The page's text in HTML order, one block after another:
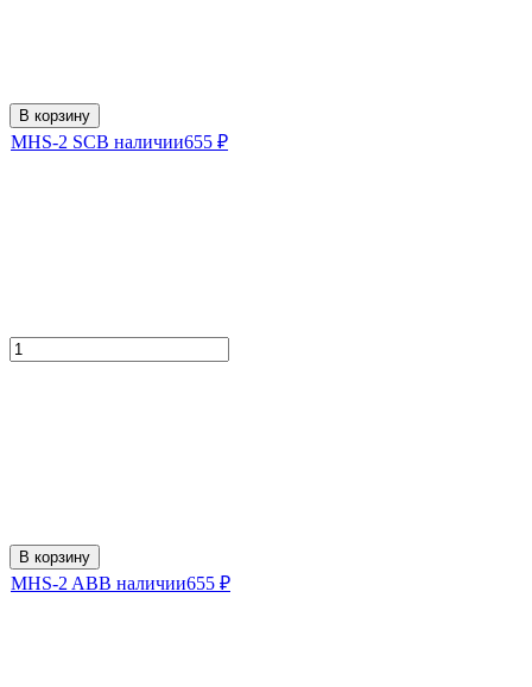
В корзину
MHS-2 SCВ наличии655 ₽
В корзину
MHS-2 ABВ наличии655 ₽